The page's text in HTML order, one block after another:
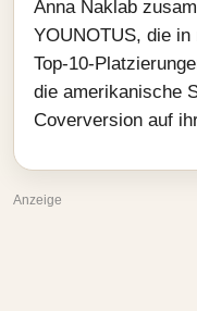
Anna Naklab
YOUNOTUS, die in
die amerikanische
Coverversion auf
Anzeige